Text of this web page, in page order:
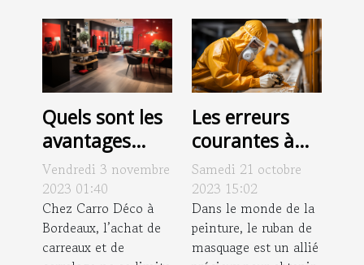
Quels sont les
avantages
d’acheter des
carreaux chez
Carro Déco à
Bordeaux ?
Vendredi 3 novembre
2023 01:40
Chez Carro Déco à
Bordeaux, l’achat de
carreaux et de
Les erreurs
courantes à
éviter lors du
retrait du
ruban de
masquage en
peinture
Samedi 21 octobre
2023 15:02
Dans le monde de la
peinture, le ruban de
masquage est un allié